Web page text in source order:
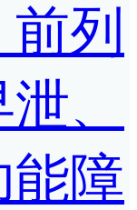
列
、
能障